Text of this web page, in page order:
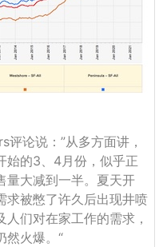
论说：”从多方面讲，
始的3、4月份，似乎正
量大减到一半。夏天开
求被憋了许久后出现井喷
们对在家工作的需求，
然火爆。“